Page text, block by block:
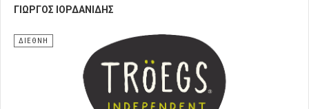
ΓΙΏΡΓΟΣ ΙΟΡΔΑΝΊΔΗΣ
ΔΙΕΘΝΗ